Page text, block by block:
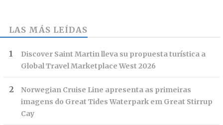
LAS MÁS LEÍDAS
Discover Saint Martin lleva su propuesta turística a
Global Travel Marketplace West 2026
Norwegian Cruise Line apresenta as primeiras
imagens do Great Tides Waterpark em Great Stirrup
Cay